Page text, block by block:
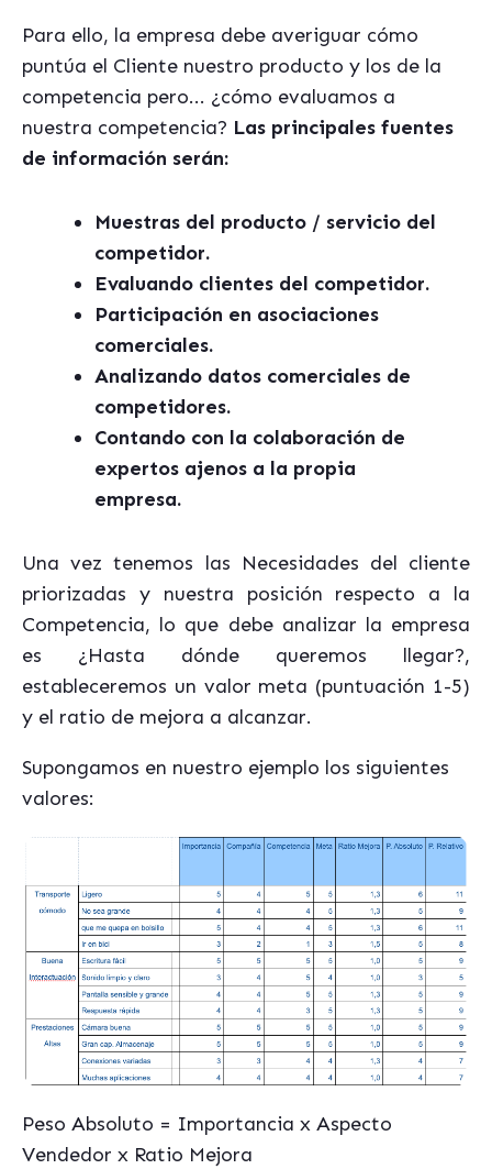
Para ello, la empresa debe averiguar cómo
puntúa el Cliente nuestro producto y los de la
competencia pero... ¿cómo evaluamos a
nuestra competencia? Las principales fuentes
de información serán:
Muestras del producto / servicio del
competidor.
Evaluando clientes del competidor.
Participación en asociaciones
comerciales.
Analizando datos comerciales de
competidores.
Contando con la colaboración de
expertos ajenos a la propia
empresa.
Una vez tenemos las Necesidades del cliente
priorizadas y nuestra posición respecto a la
Competencia, lo que debe analizar la empresa
es ¿Hasta dónde queremos llegar?,
estableceremos un valor meta (puntuación 1-5)
y el ratio de mejora a alcanzar.
Supongamos en nuestro ejemplo los siguientes
valores:
Peso Absoluto = Importancia x Aspecto
Vendedor x Ratio Mejora